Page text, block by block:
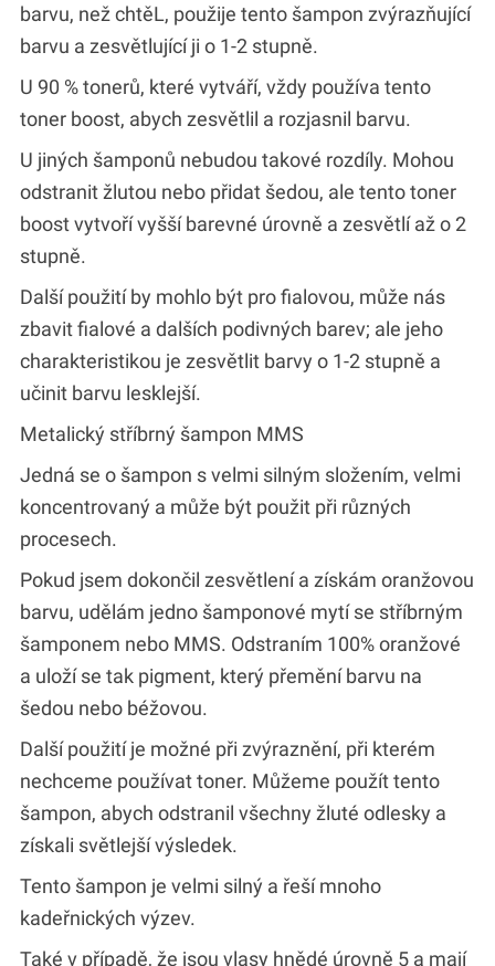
barvu, než chtěL, použije tento šampon zvýrazňující
barvu a zesvětlující ji o 1-2 stupně.
U 90 % tonerů, které vytváří, vždy používa tento
toner boost, abych zesvětlil a rozjasnil barvu.
U jiných šamponů nebudou takové rozdíly. Mohou
odstranit žlutou nebo přidat šedou, ale tento toner
boost vytvoří vyšší barevné úrovně a zesvětlí až o 2
stupně.
Další použití by mohlo být pro fialovou, může nás
zbavit fialové a dalších podivných barev; ale jeho
charakteristikou je zesvětlit barvy o 1-2 stupně a
učinit barvu lesklejší.
Metalický stříbrný šampon MMS
Jedná se o šampon s velmi silným složením, velmi
koncentrovaný a může být použit při různých
procesech.
Pokud jsem dokončil zesvětlení a získám oranžovou
barvu, udělám jedno šamponové mytí se stříbrným
šamponem nebo MMS. Odstraním 100% oranžové
a uloží se tak pigment, který přemění barvu na
šedou nebo béžovou.
Další použití je možné při zvýraznění, při kterém
nechceme používat toner. Můžeme použít tento
šampon, abych odstranil všechny žluté odlesky a
získali světlejší výsledek.
Tento šampon je velmi silný a řeší mnoho
kadeřnických výzev.
Také v případě, že jsou vlasy hnědé úrovně 5 a mají